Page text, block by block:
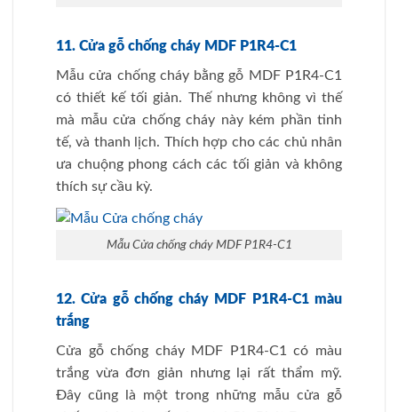
11. Cửa gỗ chống cháy MDF P1R4-C1
Mẫu cửa chống cháy bằng gỗ MDF P1R4-C1
có thiết kế tối giản. Thế nhưng không vì thế
mà mẫu cửa chống cháy này kém phần tinh
tế, và thanh lịch. Thích hợp cho các chủ nhân
ưa chuộng phong cách các tối giản và không
thích sự cầu kỳ.
Mẫu Cửa chống cháy MDF P1R4-C1
12. Cửa gỗ chống cháy MDF P1R4-C1 màu
trắng
Cửa gỗ chống cháy MDF P1R4-C1 có màu
trắng vừa đơn giản nhưng lại rất thẩm mỹ.
Đây cũng là một trong những mẫu cửa gỗ